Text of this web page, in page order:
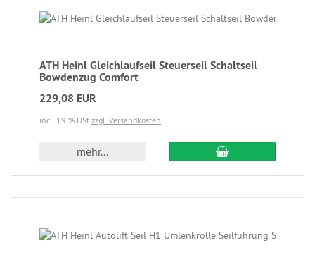
ATH Heinl Gleichlaufseil Steuerseil Schaltseil
Bowdenzug Comfort
229,08 EUR
incl. 19 % USt zzgl. Versandkosten
mehr...